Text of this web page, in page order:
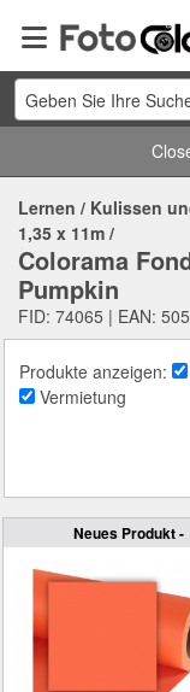
Geben Sie Ihre
Lernen / Kulissen
1,35 x 11m /
Colorama
Pumpkin
FID: 74065 | EAN:
Produkte anzeigen:
Vermietung
Neues Produkt -